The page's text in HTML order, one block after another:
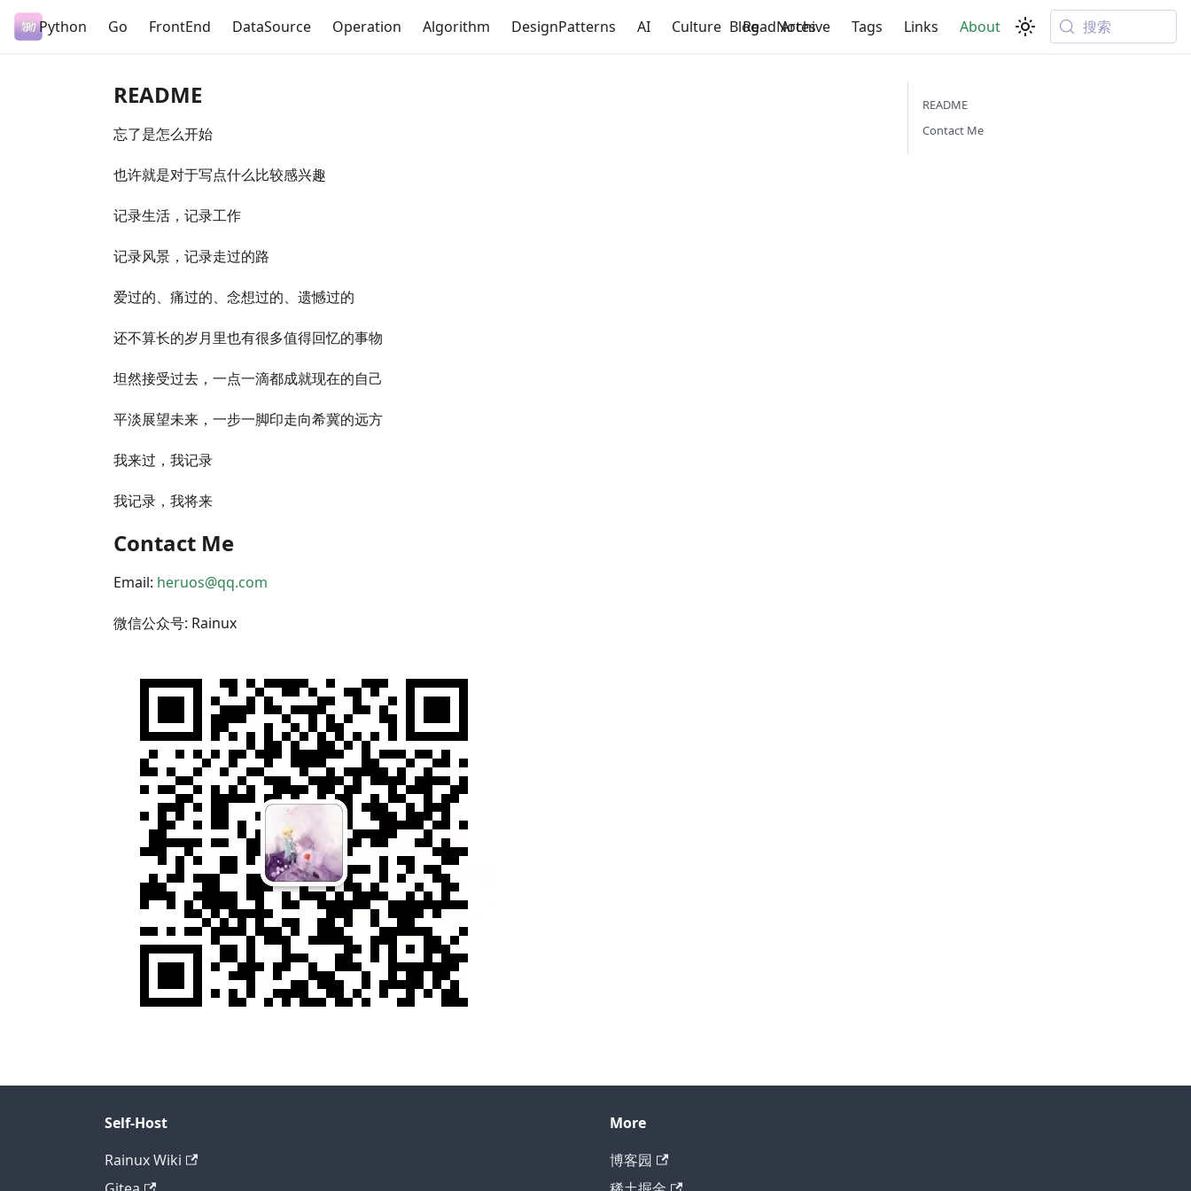
Python Go FrontEnd DataSource Operation Algorithm DesignPatterns AI Culture ReadNotes
Blog Archive Tags Links About 搜索
README
忘了是怎么开始
也许就是对于写点什么比较感兴趣
记录生活，记录工作
记录风景，记录走过的路
爱过的、痛过的、念想过的、遗憾过的
还不算长的岁月里也有很多值得回忆的事物
坦然接受过去，一点一滴都成就现在的自己
平淡展望未来，一步一脚印走向希冀的远方
我来过，我记录
我记录，我将来
Contact Me
Email: heruos@qq.com
微信公众号: Rainux
README
Contact Me
Self-Host
Rainux Wiki
More
博客园